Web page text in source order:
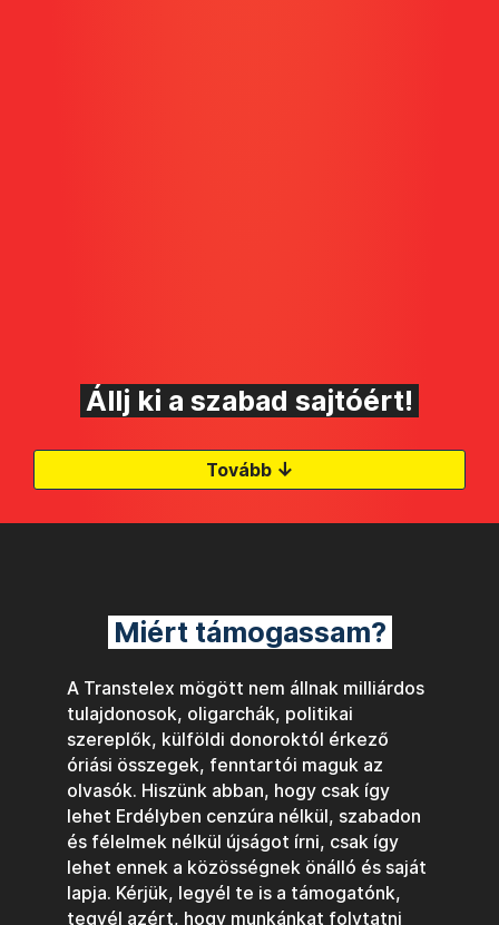
Állj ki a szabad sajtóért!
Tovább ↓
Miért támogassam?
A Transtelex mögött nem állnak milliárdos
tulajdonosok, oligarchák, politikai
szereplők, külföldi donoroktól érkező
óriási összegek, fenntartói maguk az
olvasók. Hiszünk abban, hogy csak így
lehet Erdélyben cenzúra nélkül, szabadon
és félelmek nélkül újságot írni, csak így
lehet ennek a közösségnek önálló és saját
lapja. Kérjük, legyél te is a támogatónk,
tegyél azért, hogy munkánkat folytatni